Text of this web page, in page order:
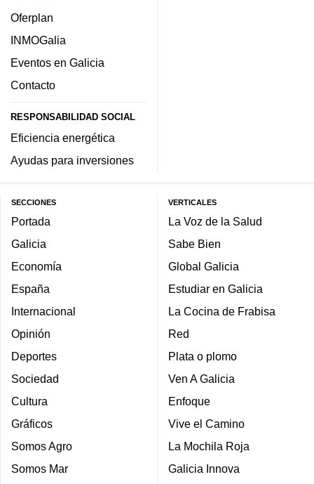
Oferplan
INMOGalia
Eventos en Galicia
Contacto
RESPONSABILIDAD SOCIAL
Eficiencia energética
Ayudas para inversiones
SECCIONES
Portada
Galicia
Economía
España
Internacional
Opinión
Deportes
Sociedad
Cultura
Gráficos
Somos Agro
Somos Mar
VERTICALES
La Voz de la Salud
Sabe Bien
Global Galicia
Estudiar en Galicia
La Cocina de Frabisa
Red
Plata o plomo
Ven A Galicia
Enfoque
Vive el Camino
La Mochila Roja
Galicia Innova